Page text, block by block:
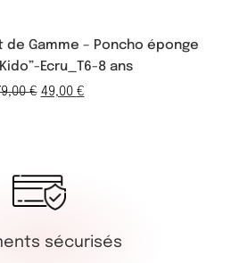
de Gamme – Poncho éponge
Ecru_T6-8 ans
€ 49,00 €
sécurisés